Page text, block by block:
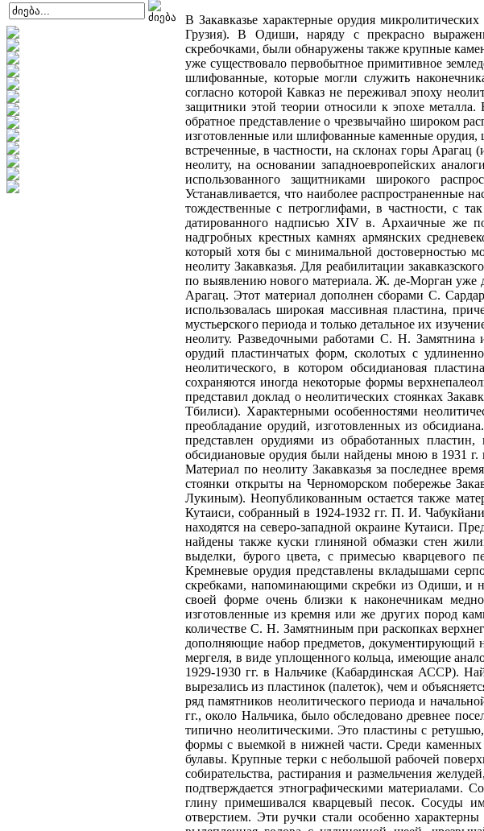
В Закавказье характерные орудия микролитических форм были открыты в 1936 г. A. H. Кадаидадзе у сел. Одиши, к северо-востоку от Зугдиди (Западная Грузия). В Одиши, наряду с прекрасно выраженными микролитическими орудиями, пластинками геометрических форм, концевыми и округлыми скребочками, были обнаружены также крупные каменные орудия, близкие к макролитам ранне-неолитической, так называемой кампинийской культуры, когда уже существовало первобытное примитивное земледелие. Из находок А. Н. Каландадзе на земледелие указывают каменные песты, терки и орудия, частично шлифованные, которые могли служить наконечниками мотыг. До недавнего, сравнительно, времени в археологии весьма распространена была теория, согласно которой Кавказ не переживал эпоху неолита вовсе или же она была крайне кратковременной. Отдельные находки орудий неолитического облика защитники этой теории относили к эпохе металла. В противовес такому мнению, уже давно, еще со времен V археологического съезда, было выставлено обратное представление о чрезвычайно широком распространении неолита на Кавказе. Причем в этих случаях к неолиту стали относить почти что все грубо изготовленные или шлифованные каменные орудия, циклопические крепости, сложенные из необработанных камней, наскальные изображения (петроглифы), встреченные, в частности, на склонах горы Арагац (изображения козлов и так называемые солярные знаки, в виде кругов, с отходящими от них линиями). К неолиту, на основании западноевропейских аналогий, относились также чашечные углубления на камнях. По мере углубления исследований материала, использованного защитниками широкого распространения неолита, отнесение его именно к неолиту становилось все более необоснованным. Устанавливается, что наиболее распространенные наскальные изображения и чашечные углубления относятся к очень позднему времени. Знаки, совершенно тождественные с петроглифами, в частности, с так называемыми солярными знаками" оказались на камнях кладки караван-сарая Селимского перевала, датированного надписью XIV в. Архаичные же по своему типу изображения козлов и чашечные углубления имеются на стенах, алтарных камнях и надгробных крестных камнях армянских средневековых храмов. Ни одна из обследованных в Закавказье циклопических крепостей не дала материала, который хотя бы с минимальной достоверностью мог быть отнесен к неолиту. Развенчание псевдонеолитических комплексов только усилило недоверие к неолиту Закавказья. Для реабилитации закавказского неолита необходимы были, более углубленные работы и, в первую очередь, разведочные исследования по выявлению нового материала. Ж. де-Морган уже давно связывал с неолитом некоторые из обсидиановых орудий, найденных им на западном склоне горы Арагац. Этот материал дополнен сборами С. Сардаряна в 1945 г. у горы Богутлу, давшими большую коллекцию ранне-неолитических орудий. Для орудий использовалась широкая массивная пластина, причем некоторые из орудий - как, например, остроконечники и скребла - напоминают подобные орудия мустьерского периода и только детальное их изучение и сравнительный материал из ряда неолитических стоянок убеждает в том, что они относятся к раннему неолиту. Разведочными работами С. Н. Замятнина и М. З. Паничкиной (1946) у подножья горы Богутлу обнаружена большая